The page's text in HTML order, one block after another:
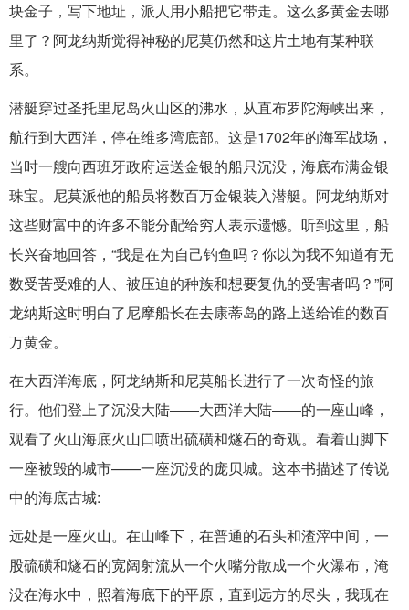
块金子，写下地址，派人用小船把它带走。这么多黄金去哪
里了？阿龙纳斯觉得神秘的尼莫仍然和这片土地有某种联
系。
潜艇穿过圣托里尼岛火山区的沸水，从直布罗陀海峡出来，
航行到大西洋，停在维多湾底部。这是1702年的海军战场，
当时一艘向西班牙政府运送金银的船只沉没，海底布满金银
珠宝。尼莫派他的船员将数百万金银装入潜艇。阿龙纳斯对
这些财富中的许多不能分配给穷人表示遗憾。听到这里，船
长兴奋地回答，“我是在为自己钓鱼吗？你以为我不知道有无
数受苦受难的人、被压迫的种族和想要复仇的受害者吗？”阿
龙纳斯这时明白了尼摩船长在去康蒂岛的路上送给谁的数百
万黄金。
在大西洋海底，阿龙纳斯和尼莫船长进行了一次奇怪的旅
行。他们登上了沉没大陆——大西洋大陆——的一座山峰，
观看了火山海底火山口喷出硫磺和燧石的奇观。看着山脚下
一座被毁的城市——一座沉没的庞贝城。这本书描述了传说
中的海底古城:
远处是一座火山。在山峰下，在普通的石头和渣滓中间，一
股硫磺和燧石的宽阔射流从一个火嘴分散成一个火瀑布，淹
没在海水中，照着海底下的平原，直到远方的尽头，我现在